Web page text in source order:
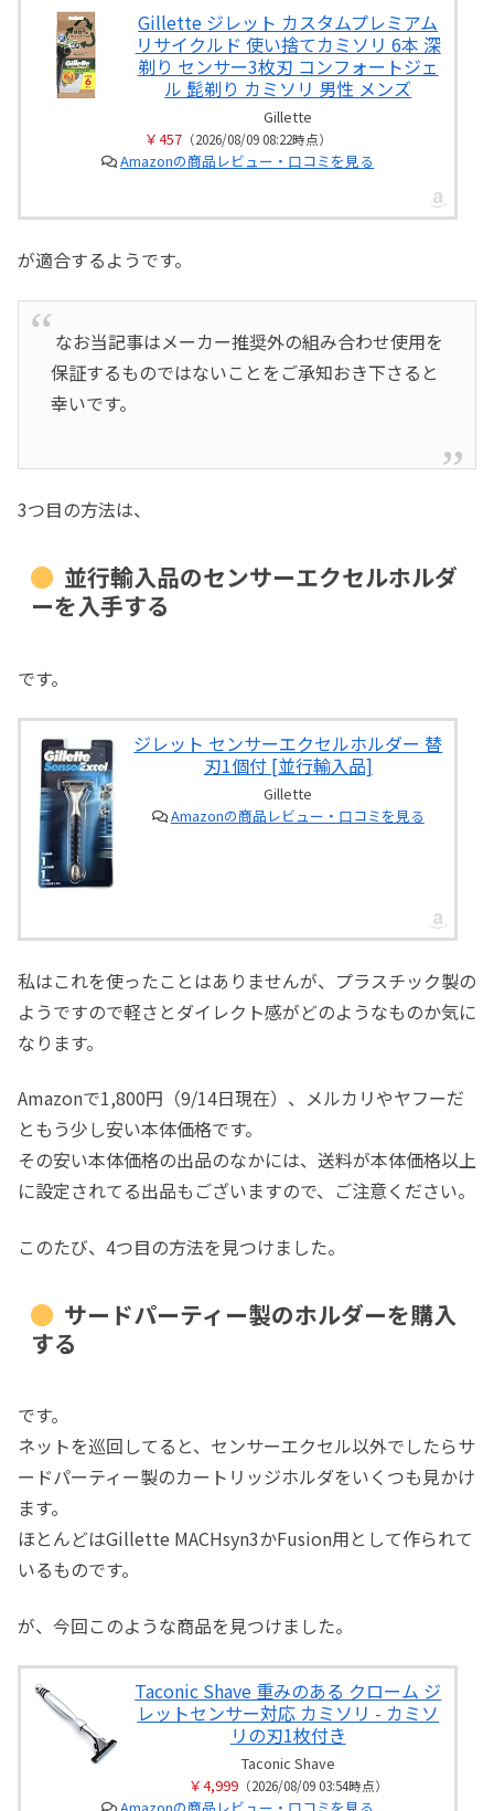
Gillette ジレット カスタムプレミアム
リサイクルド 使い捨てカミソリ 6本 深
剃り センサー3枚刃 コンフォートジェ
ル 髭剃り カミソリ 男性 メンズ
Gillette
￥457（2026/08/09 08:22時点）
Amazonの商品レビュー・口コミを見る
が適合するようです。
なお当記事はメーカー推奨外の組み合わせ使用を
保証するものではないことをご承知おき下さると
幸いです。
3つ目の方法は、
並行輸入品のセンサーエクセルホルダ
ーを入手する
です。
ジレット センサーエクセルホルダー 替
刃1個付 [並行輸入品]
Gillette
Amazonの商品レビュー・口コミを見る
私はこれを使ったことはありませんが、プラスチック製の
ようですので軽さとダイレクト感がどのようなものか気に
なります。
Amazonで1,800円（9/14日現在）、メルカリやヤフーだ
ともう少し安い本体価格です。
その安い本体価格の出品のなかには、送料が本体価格以上
に設定されてる出品もございますので、ご注意ください。
このたび、4つ目の方法を見つけました。
サードパーティー製のホルダーを購入
する
です。
ネットを巡回してると、センサーエクセル以外でしたらサ
ードパーティー製のカートリッジホルダをいくつも見かけ
ます。
ほとんどはGillette MACHsyn3かFusion用として作られて
いるものです。
が、今回このような商品を見つけました。
Taconic Shave 重みのある クローム ジ
レットセンサー対応 カミソリ - カミソ
リの刃1枚付き
Taconic Shave
￥4,999（2026/08/09 03:54時点）